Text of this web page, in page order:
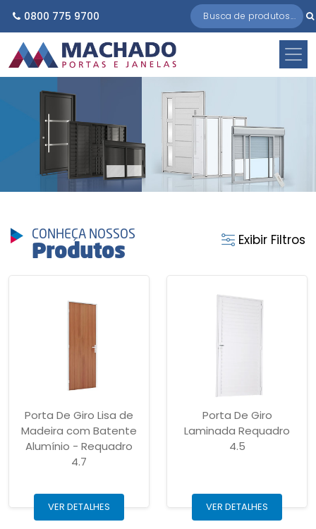
0800 775 9700
Exibir Filtros
CONHEÇA NOSSOS
Produtos
Porta De Giro Lisa de
Madeira com Batente
Alumínio - Requadro
4.7
VER DETALHES
Porta De Giro
Laminada Requadro
4.5
VER DETALHES